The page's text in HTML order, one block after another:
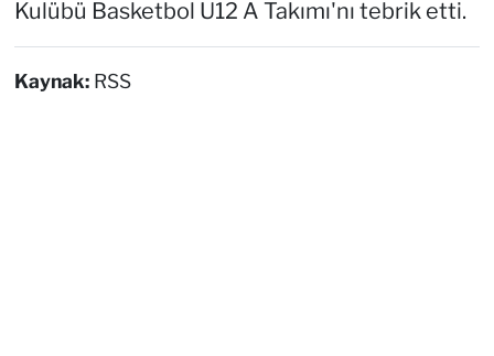
Kulübü Basketbol U12 A Takımı'nı tebrik etti.
Kaynak: RSS